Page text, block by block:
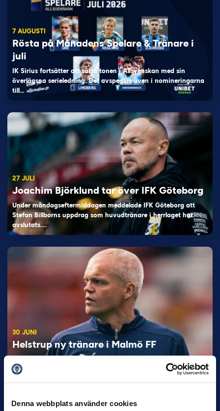
Denna webbplats använder cookies
7 AUGUSTI
Rösta på Månadens Spelare & Tränare i
juli
IK Sirius fortsätter att sätta tonen i Allsvenskan med sin
överlägsna serieledning. Det avspeglas även i nomineringarna
till…
27 JULI
Joachim Björklund tar över IFK Göteborg
Under måndagseftermiddagen meddelade IFK Göteborg att
Stefan Billborns uppdrag som huvudtränare i herrlaget har
avslutats.…
30 JUNI
Helstrup ny tränare i Malmö FF